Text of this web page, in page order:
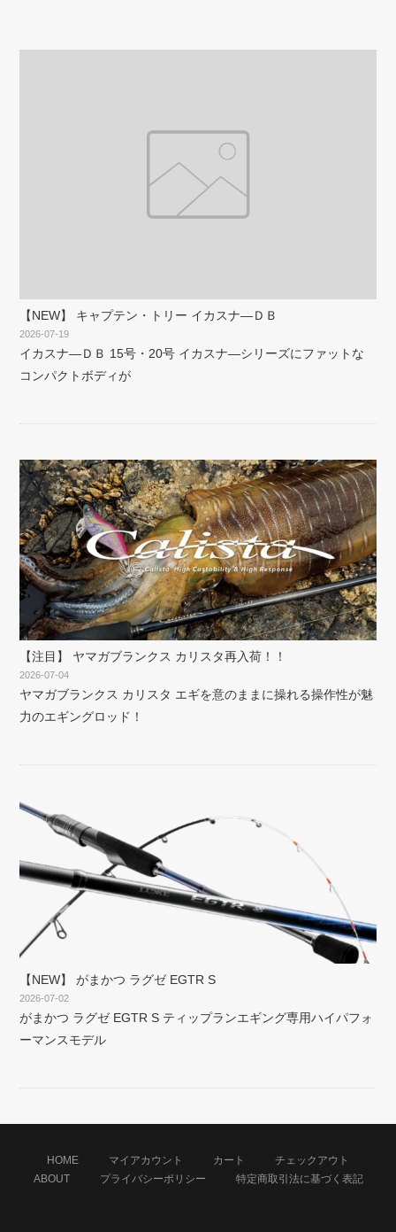
【NEW】 キャプテン・トリー イカスナ―ＤＢ
2026-07-19
イカスナ―ＤＢ 15号・20号 イカスナ―シリーズにファットな
コンパクトボディが
【注目】 ヤマガブランクス カリスタ再入荷！！
2026-07-04
ヤマガブランクス カリスタ エギを意のままに操れる操作性が魅
力のエギングロッド！
【NEW】 がまかつ ラグゼ EGTR S
2026-07-02
がまかつ ラグゼ EGTR S ティップランエギング専用ハイパフォ
ーマンスモデル
HOME マイアカウント カート
チェックアウト
ABOUT
プライバシーポリシー 特定商取引法に基づく表記